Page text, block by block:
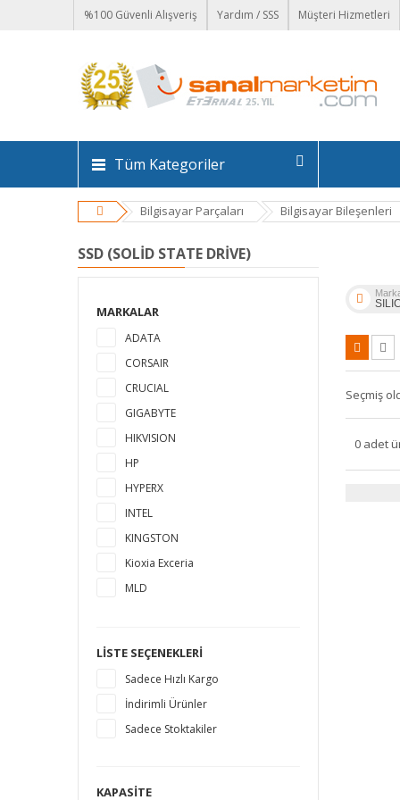
%100 Güvenli Alışveriş Yardım / SSS Müşteri Hizmetleri
Tüm Kategoriler
Bilgisayar Parçaları Bilgisayar Bileşenleri
SSD (SOLID STATE DRIVE)
MARKALAR
ADATA
CORSAIR
CRUCIAL
GIGABYTE
HIKVISION
HP
HYPERX
INTEL
KINGSTON
Kioxia Exceria
MLD
PLEXTOR
PNY
SAMSUNG
SANDISK
SILICON POWER
LISTE SEÇENEKLERI
Sadece Hızlı Kargo
İndirimli Ürünler
Sadece Stoktakiler
KAPASITE
Seçmiş
0 adet